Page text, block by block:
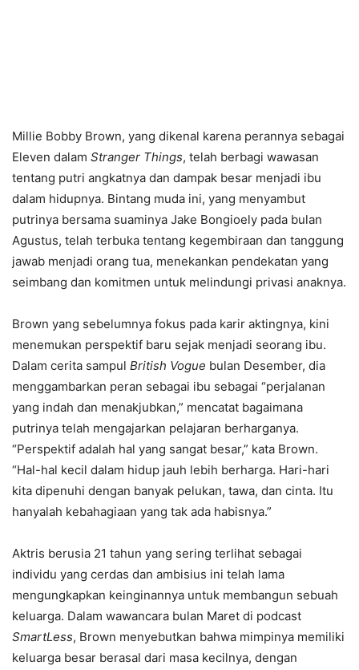
Millie Bobby Brown, yang dikenal karena perannya sebagai
Eleven dalam Stranger Things, telah berbagi wawasan
tentang putri angkatnya dan dampak besar menjadi ibu
dalam hidupnya. Bintang muda ini, yang menyambut
putrinya bersama suaminya Jake Bongioely pada bulan
Agustus, telah terbuka tentang kegembiraan dan tanggung
jawab menjadi orang tua, menekankan pendekatan yang
seimbang dan komitmen untuk melindungi privasi anaknya.
Brown yang sebelumnya fokus pada karir aktingnya, kini
menemukan perspektif baru sejak menjadi seorang ibu.
Dalam cerita sampul British Vogue bulan Desember, dia
menggambarkan peran sebagai ibu sebagai “perjalanan
yang indah dan menakjubkan,” mencatat bagaimana
putrinya telah mengajarkan pelajaran berharganya.
“Perspektif adalah hal yang sangat besar,” kata Brown.
“Hal-hal kecil dalam hidup jauh lebih berharga. Hari-hari
kita dipenuhi dengan banyak pelukan, tawa, dan cinta. Itu
hanyalah kebahagiaan yang tak ada habisnya.”
Aktris berusia 21 tahun yang sering terlihat sebagai
individu yang cerdas dan ambisius ini telah lama
mengungkapkan keinginannya untuk membangun sebuah
keluarga. Dalam wawancara bulan Maret di podcast
SmartLess, Brown menyebutkan bahwa mimpinya memiliki
keluarga besar berasal dari masa kecilnya, dengan